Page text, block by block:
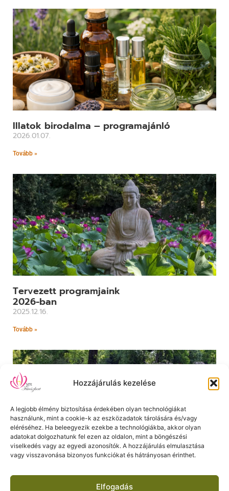
Hozzájárulás kezelése
A legjobb élmény biztosítása érdekében olyan technológiákat
használunk, mint a cookie-k az eszközadatok tárolására és/vagy
eléréséhez. Ha beleegyezik ezekbe a technológiákba, akkor olyan
adatokat dolgozhatunk fel ezen az oldalon, mint a böngészési
viselkedés vagy az egyedi azonosítók. A hozzájárulás elmulasztása
vagy visszavonása bizonyos funkciókat és hátrányosan érinthet.
Elfogadás
Illatok birodalma – programajánló
2026.01.07.
Tovább »
Tervezett programjaink
2026-ban
2025.12.16.
Tovább »
2022.02.22.